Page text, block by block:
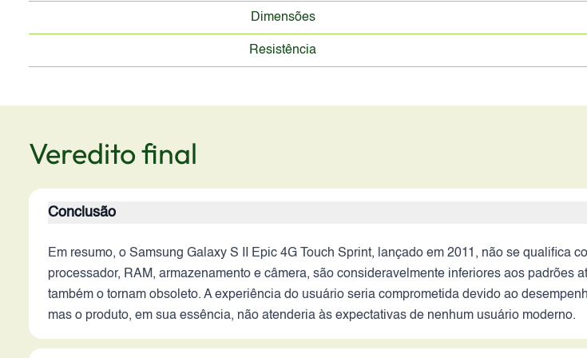
Dimensões
Resistência
Veredito final
Conclusão
Em resumo, o Samsung Galaxy S II Epic 4G Touch Sprint, lançado em 2011, não se qualifica
processador, RAM, armazenamento e câmera, são consideravelmente inferiores aos
também o tornam obsoleto. A experiência do usuário seria comprometida devido ao
mas o produto, em sua essência, não atenderia às expectativas de nenhum usuário moderno.